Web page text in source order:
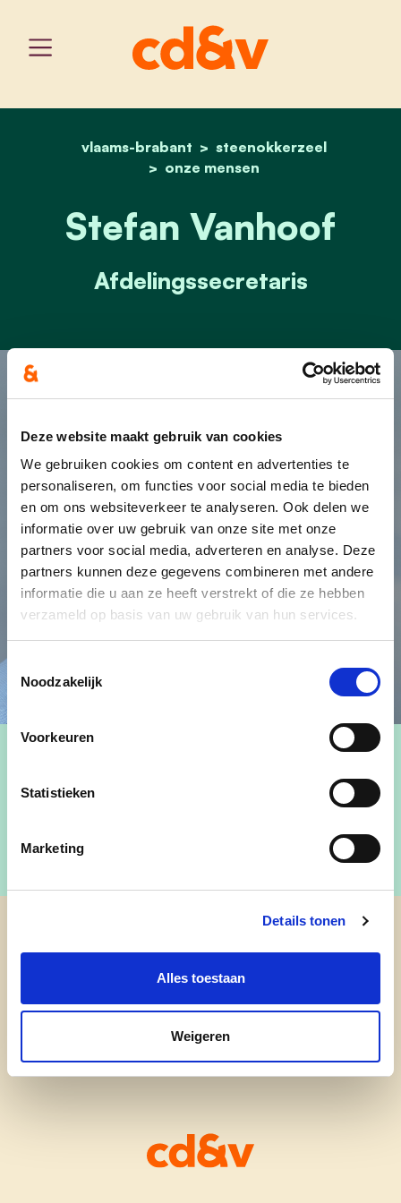
Deze website maakt gebruik van cookies
We gebruiken cookies om content en advertenties te
personaliseren, om functies voor social media te bieden
en om ons websiteverkeer te analyseren. Ook delen we
informatie over uw gebruik van onze site met onze
partners voor social media, adverteren en analyse. Deze
partners kunnen deze gegevens combineren met andere
informatie die u aan ze heeft verstrekt of die ze hebben
verzameld op basis van uw gebruik van hun services.
Toestemmingsselectie
Noodzakelijk
Voorkeuren
Statistieken
Marketing
Details tonen
Alles toestaan
Weigeren
home
vlaams-brabant
steenokkerzeel
onze mensen
stefan vanhoof
Stefan Vanhoof
Afdelingssecretaris
cd&v Steenokkerzeel